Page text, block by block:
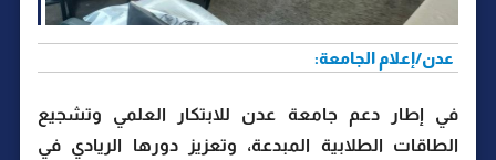
عدن/إعلام الجامعة:
في إطار دعم جامعة عدن للابتكار العلمي وتشجيع
الطاقات الطلابية المبدعة، وتعزيز دورها الريادي في